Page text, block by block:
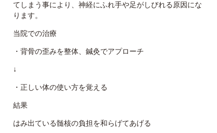
てしまう事により、神経にふれ手や足がしびれる原因にな
ります。
当院での治療
・背骨の歪みを整体、鍼灸でアプローチ
↓
・正しい体の使い方を覚える
結果
はみ出ている髄核の負担を和らげてあげる